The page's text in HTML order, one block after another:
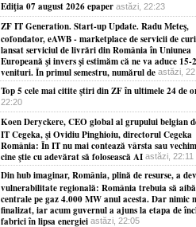
Ediţia 07 august 2026 epaper astăzi, 22:23
ZF IT Generation. Start-up Update. Radu Meteş,
cofondator, eAWB - marketplace de servicii de
lansat serviciul de livrări din România în Uniunea
Europeană şi invers şi estimăm că ne va aduce
venituri. În primul semestru, numărul de astăzi,
Top 5 cele mai citite ştiri din ZF în ultimele 24 de
22:20
Koen Deryckere, CEO global al grupului belgian
IT Cegeka, şi Ovidiu Pinghioiu, directorul Cegeka
România: În IT nu mai contează vârsta sau
cine ştie cu adevărat să folosească AI astăzi, 22:11
Din hub imaginar, România, plină de resurse, a
vulnerabilitate regională: România trebuia să
centrale pe gaz 4.000 MW anul acesta. Dar nimic
finalizat, iar acum guvernul a ajuns la etapa de
fabrici în lipsa energiei astăzi, 22:05